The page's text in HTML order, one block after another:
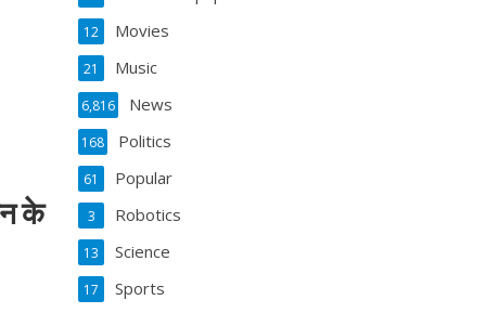
के
Movies
12
Music
21
News
6,816
Politics
168
Popular
61
Robotics
3
Science
13
Sports
17